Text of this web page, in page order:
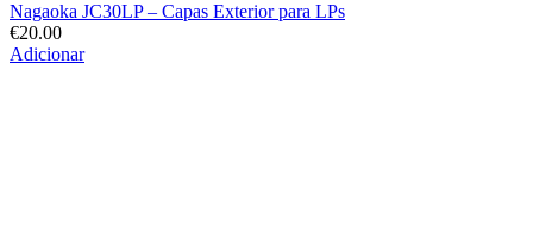
Nagaoka JC30LP – Capas Exterior para LPs
€20.00
Adicionar